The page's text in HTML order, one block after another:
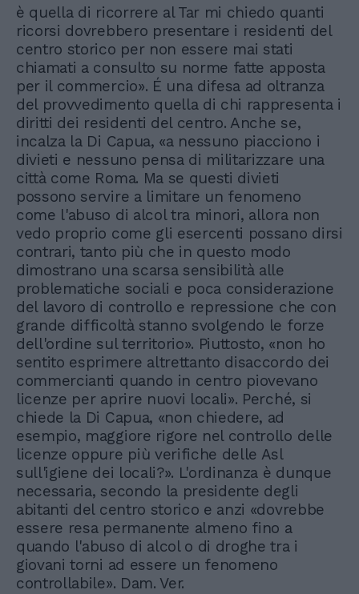
è quella di ricorrere al Tar mi chiedo quanti
ricorsi dovrebbero presentare i residenti del
centro storico per non essere mai stati
chiamati a consulto su norme fatte apposta
per il commercio». É una difesa ad oltranza
del provvedimento quella di chi rappresenta i
diritti dei residenti del centro. Anche se,
incalza la Di Capua, «a nessuno piacciono i
divieti e nessuno pensa di militarizzare una
città come Roma. Ma se questi divieti
possono servire a limitare un fenomeno
come l'abuso di alcol tra minori, allora non
vedo proprio come gli esercenti possano dirsi
contrari, tanto più che in questo modo
dimostrano una scarsa sensibilità alle
problematiche sociali e poca considerazione
del lavoro di controllo e repressione che con
grande difficoltà stanno svolgendo le forze
dell'ordine sul territorio». Piuttosto, «non ho
sentito esprimere altrettanto disaccordo dei
commercianti quando in centro piovevano
licenze per aprire nuovi locali». Perché, si
chiede la Di Capua, «non chiedere, ad
esempio, maggiore rigore nel controllo delle
licenze oppure più verifiche delle Asl
sull'igiene dei locali?». L'ordinanza è dunque
necessaria, secondo la presidente degli
abitanti del centro storico e anzi «dovrebbe
essere resa permanente almeno fino a
quando l'abuso di alcol o di droghe tra i
giovani torni ad essere un fenomeno
controllabile». Dam. Ver.